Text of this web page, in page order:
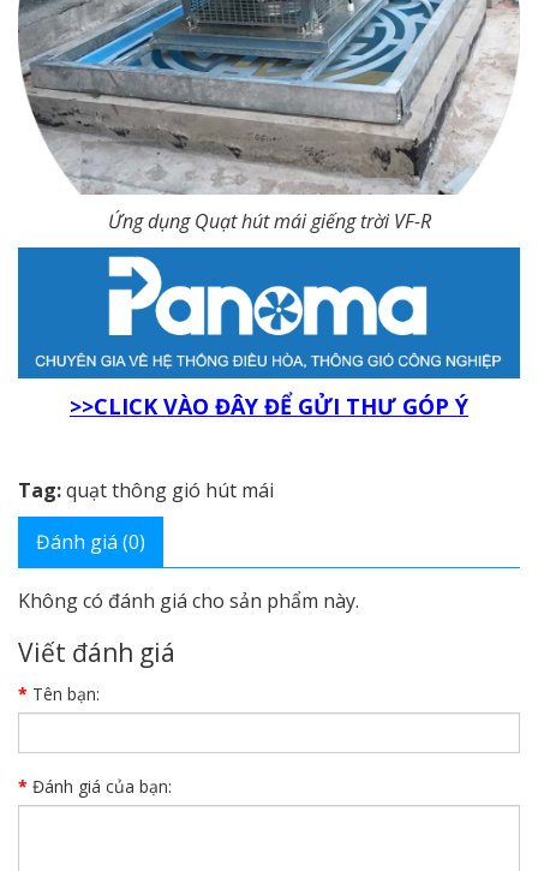
Ứng dụng Quạt hút mái giếng trời VF-R
>>CLICK VÀO ĐÂY ĐỂ GỬI THƯ GÓP Ý
Tag:quạt thông gió hút mái
Đánh giá (0)
Không có đánh giá cho sản phẩm này.
Viết đánh giá
Tên bạn:
Đánh giá của bạn: